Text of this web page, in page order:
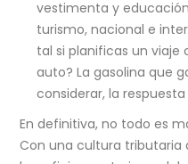
vestimenta y
turismo, nacional e
tal si planificas un
auto? La gasolina que
considerar, la respuesta
En definitiva, no todo es
Con una cultura tributaria